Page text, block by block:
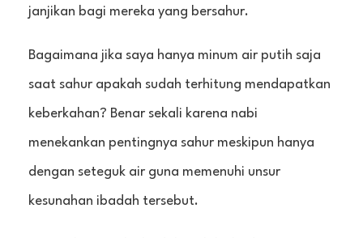
janjikan bagi mereka yang bersahur.
Bagaimana jika saya hanya minum air putih saja
saat sahur apakah sudah terhitung mendapatkan
keberkahan? Benar sekali karena nabi
menekankan pentingnya sahur meskipun hanya
dengan seteguk air guna memenuhi unsur
kesunahan ibadah tersebut.